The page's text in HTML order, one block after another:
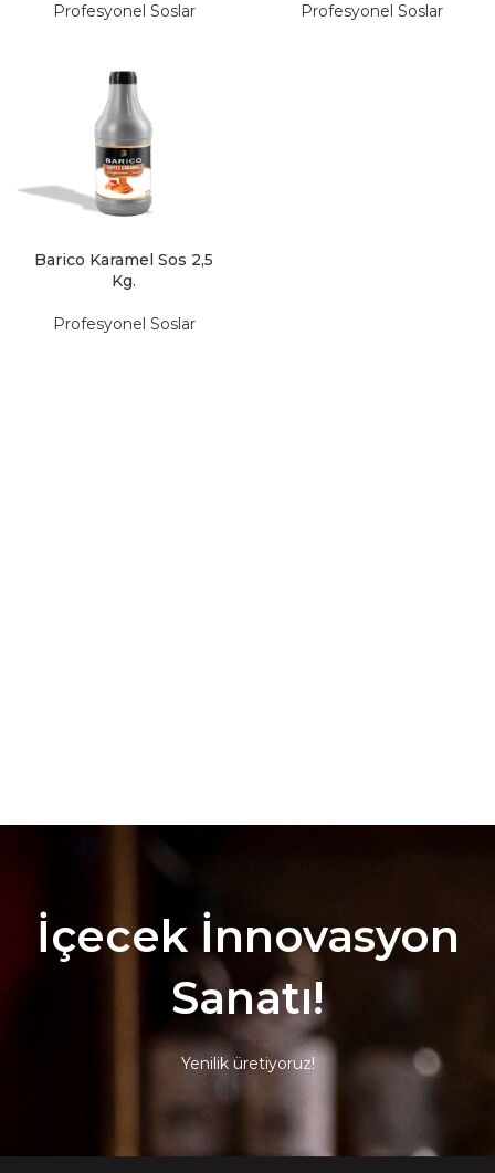
Profesyonel Soslar Profesyonel Soslar
Barico Karamel Sos 2,5
Kg.
Profesyonel Soslar
İçecek İnnovasyon
Sanatı!
Yenilik üretiyoruz!